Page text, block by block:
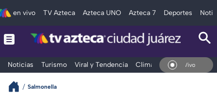
en vivo TV Azteca Azteca UNO Azteca 7 Deportes
Noticias Turismo Viral y Tendencia Clima Deportes
En Vivo
Salmonella